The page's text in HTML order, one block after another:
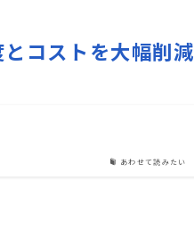
コストを大幅削減
あわせて読みたい